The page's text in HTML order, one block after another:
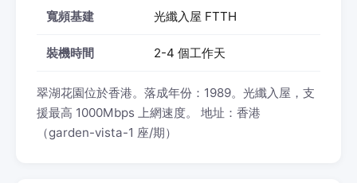
寬頻基建 光纖入屋 FTTH
裝機時間 2-4 個工作天
翠湖花園位於香港。落成年份：1989。光纖入屋，支
援最高 1000Mbps 上網速度。 地址：香港
（garden-vista-1 座/期）